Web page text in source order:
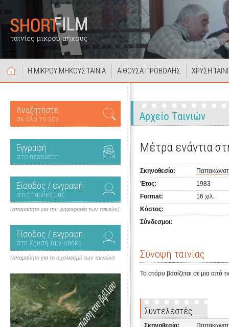
Η ΜΙΚΡΟΥ ΜΗΚΟΥΣ ΤΑΙΝΙΑ ΑΙΘΟΥΣΑ ΠΡΟΒΟΛΗΣ ΧΡΥΣΗ
Αναζητήστε
σε όλο το site
Εγγραφή
στο newsletter
Είσοδος / εγγραφή
στις ταινίες μας
(απαραίτητο για την ψηφοφορία των ταινιών)
Είσοδος / εγγραφή
στη Χρυσή Ταινιοθήκη
(απαραίτητο για το σχολιασμό των ταινιών)
Αρχείο Ταινιών
Μέτρα ενάντια
Σκηνοθεσία:
Έτος:
1983
Format:
16 χιλ.
Κόστος:
Σύνδεσμοι:
Σύνοψη ταινίας
Το στόρυ βασίζεται σε μια από
Συντελεστές
Σκηνοθεσία: